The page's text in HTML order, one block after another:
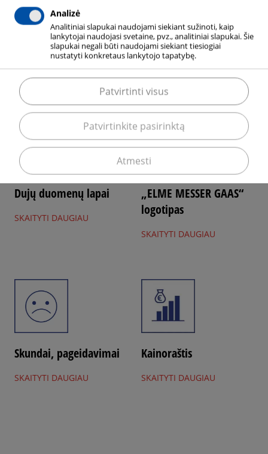
Sutartis
SKAITYTI DAUGIAU
sertifikatai,
pažymėjimai
Dujų duomenų lapai
SKAITYTI DAUGIAU
„ELME MESSER GAAS“
logotipas
SKAITYTI DAUGIAU
Skundai, pageidavimai
SKAITYTI DAUGIAU
Kainoraštis
SKAITYTI DAUGIAU
Analizė
Analitiniai slapukai naudojami siekiant sužinoti, kaip
lankytojai naudojasi svetaine, pvz., analitiniai slapukai. Šie
slapukai negali būti naudojami siekiant tiesiogiai
nustatyti konkretaus lankytojo tapatybę.
Atmesti
Patvirtinkite pasirinktą
Patvirtinti visus